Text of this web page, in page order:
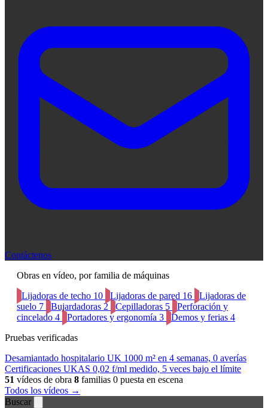
Contáctenos
Obras en vídeo, por familia de máquinas
Lijadoras de techo 10 Lijadoras de pared 16
Lijadoras de
suelo 7 Bujardadoras 2 Cepilladoras 5
Perforación y
cincelado 4 Portadores y ergonomía 3 Demos y ferias 4
Pruebas verificadas
Desamiantado hospitalario UK 1000 m² en 4 semanas, 0 averías
Certificaciones UKAS 0,02 f/ml medido, 5 veces bajo el límite
51 vídeos de obra 8 familias 0 puesta en escena
Todos los vídeos →
Buscar